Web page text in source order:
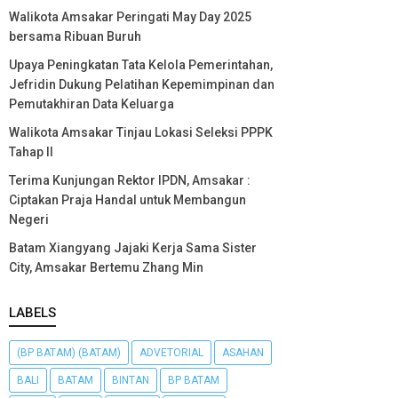
Walikota Amsakar Peringati May Day 2025
bersama Ribuan Buruh
Upaya Peningkatan Tata Kelola Pemerintahan,
Jefridin Dukung Pelatihan Kepemimpinan dan
Pemutakhiran Data Keluarga
Walikota Amsakar Tinjau Lokasi Seleksi PPPK
Tahap II
Terima Kunjungan Rektor IPDN, Amsakar :
Ciptakan Praja Handal untuk Membangun
Negeri
Batam Xiangyang Jajaki Kerja Sama Sister
City, Amsakar Bertemu Zhang Min
LABELS
(BP BATAM) (BATAM) ADVETORIAL ASAHAN
BALI BATAM BINTAN BP BATAM